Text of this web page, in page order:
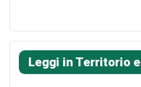
Leggi in Territorio